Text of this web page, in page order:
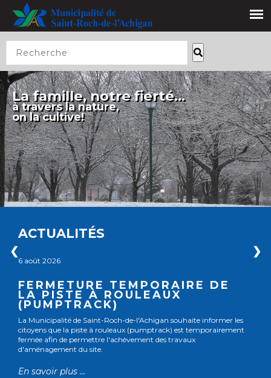
La famille, notre fierté...
à travers la nature,
on la cultive!
ACTUALITÉS
6 août 2026
FERMETURE TEMPORAIRE DE
LA PISTE À ROULEAUX
(PUMPTRACK)
La Municipalité de Saint-Roch-de-l'Achigan souhaite informer les
citoyens que la piste à rouleaux (pumptrack) est temporairement
fermée afin de permettre l'achèvement des travaux
d'aménagement du site.
En savoir plus ...
❮ ❯